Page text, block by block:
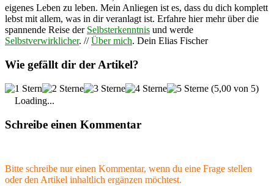
eigenes Leben zu leben. Mein Anliegen ist es, dass du dich komplett
lebst mit allem, was in dir veranlagt ist. Erfahre hier mehr über die
spannende Reise der Selbsterkenntnis und werde
Selbstverwirklicher. //Über mich. Dein Elias Fischer
Wie gefällt dir der Artikel?
(5,00 von 5)
Loading...
Schreibe einen Kommentar
Bitte schreibe nur einen Kommentar, wenn du eine Frage stellen
oder den Artikel inhaltlich ergänzen möchtest.